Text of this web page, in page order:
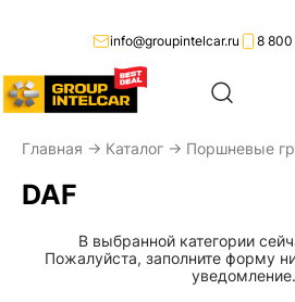
8 800
info@groupintelcar.ru
Главная → Каталог → Поршневые
DAF
В выбранной категории
Пожалуйста, заполните форму
уведомление.